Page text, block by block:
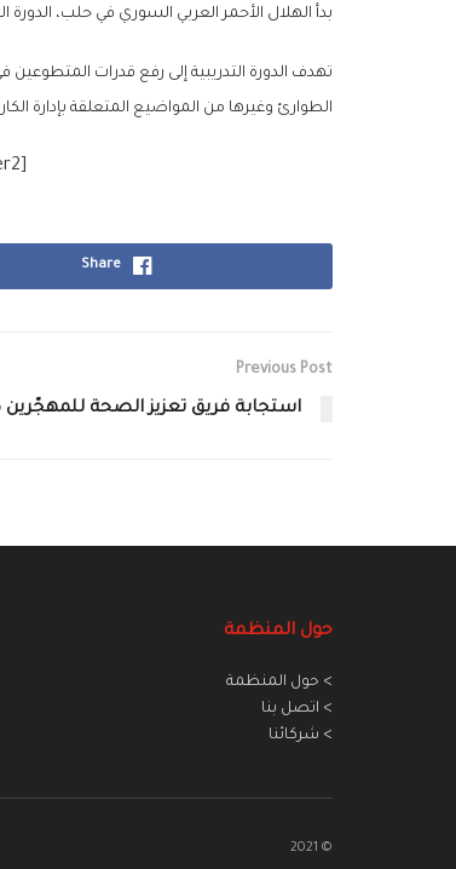
بدأ الهلال الأحمر العربي السوري في حلب، الدورة التدريبية الرابعة
تهدف الدورة التدريبية إلى رفع قدرات
الطوارئ وغيرها من المواضيع المتعلقة بإدارة
Share
Previous Post
استجابة فريق تعزيز الصحة
حول المنظمة
> حول المنظمة
> اتصل بنا
> شركائنا
© 2021